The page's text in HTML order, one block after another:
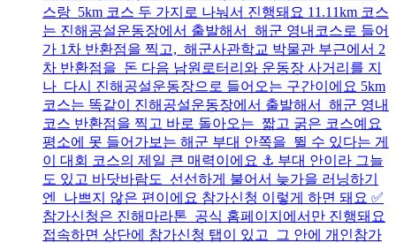
스랑 5km 코스 두 가지로 나눠서 진행돼요 11.11km 코스
는 진해공설운동장에서 출발해서 해군 영내코스로 들어
가 1차 반환점을 찍고, 해군사관학교 박물관 부근에서 2
차 반환점을 돈 다음 남원로터리와 운동장 사거리를 지
나 다시 진해공설운동장으로 들어오는 구간이에요 5km
코스는 똑같이 진해공설운동장에서 출발해서 해군 영내
코스 반환점을 찍고 바로 돌아오는 짧고 굵은 코스예요
평소에 못 들어가보는 해군 부대 안쪽을 뛸 수 있다는 게
이 대회 코스의 제일 큰 매력이에요 ⚓ 부대 안이라 그늘
도 있고 바닷바람도 선선하게 불어서 늦가을 러닝하기
엔 나쁘지 않은 편이에요 참가신청 이렇게 하면 돼요 ✅
참가신청은 진해마라톤 공식 홈페이지에서만 진행돼요
접속하면 상단에 참가신청 탭이 있고 그 안에 개인참가